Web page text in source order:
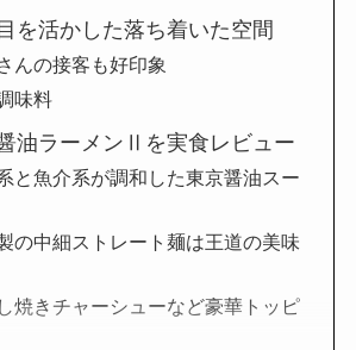
を活かした落ち着いた空間
んの接客も好印象
味料
油ラーメンⅡを実食レビュー
と魚介系が調和した東京醤油スー
の中細ストレート麺は王道の美味
焼きチャーシューなど豪華トッピ